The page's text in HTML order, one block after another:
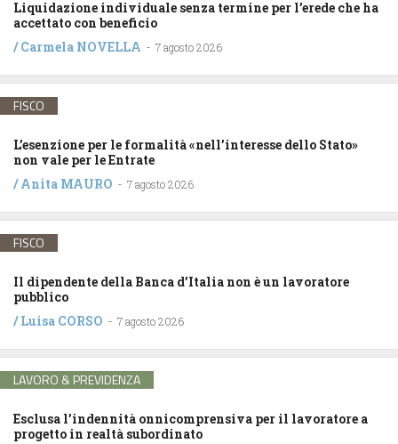
Liquidazione individuale senza termine per l’erede che ha
accettato con beneficio
/Carmela NOVELLA - 7 agosto 2026
FISCO
L’esenzione per le formalità «nell’interesse dello Stato»
non vale per le Entrate
/Anita MAURO - 7 agosto 2026
FISCO
Il dipendente della Banca d’Italia non è un lavoratore
pubblico
/Luisa CORSO - 7 agosto 2026
LAVORO & PREVIDENZA
Esclusa l’indennità onnicomprensiva per il lavoratore a
progetto in realtà subordinato